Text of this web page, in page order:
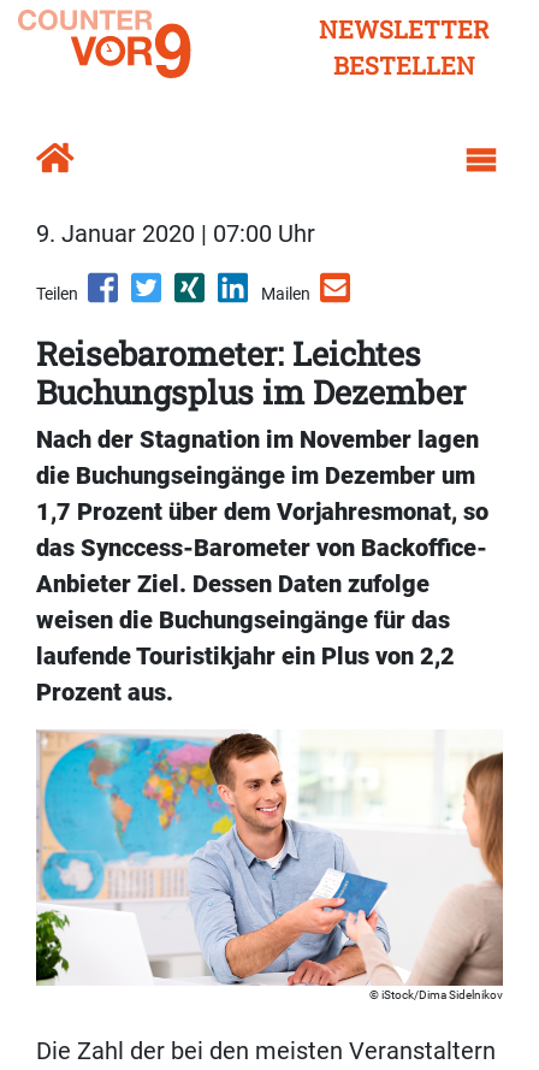
NEWSLETTER
BESTELLEN
9. Januar 2020 | 07:00 Uhr
Teilen Mailen
Reisebarometer: Leichtes
Buchungsplus im Dezember
Nach der Stagnation im November lagen
die Buchungseingänge im Dezember um
1,7 Prozent über dem Vorjahresmonat, so
das Synccess-Barometer von Backoffice-
Anbieter Ziel. Dessen Daten zufolge
weisen die Buchungseingänge für das
laufende Touristikjahr ein Plus von 2,2
Prozent aus.
iStock/Dima Sidelnikov
Die Zahl der bei den meisten Veranstaltern